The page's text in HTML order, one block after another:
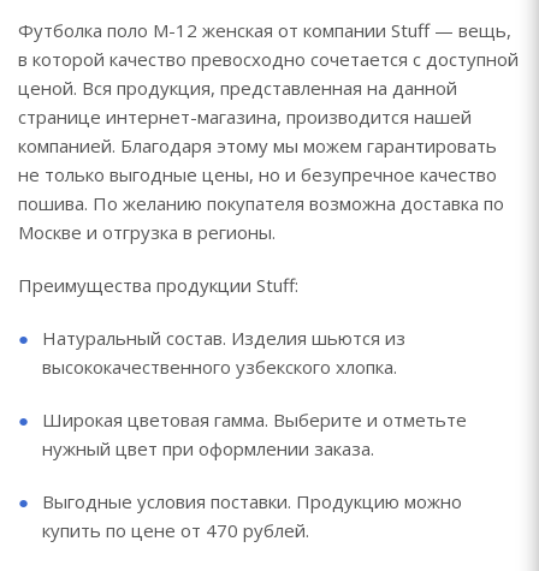
Футболка поло М-12 женская от компании Stuff — вещь,
в которой качество превосходно сочетается с доступной
ценой. Вся продукция, представленная на данной
странице интернет-магазина, производится нашей
компанией. Благодаря этому мы можем гарантировать
не только выгодные цены, но и безупречное качество
пошива. По желанию покупателя возможна доставка по
Москве и отгрузка в регионы.
Преимущества продукции Stuff:
Натуральный состав. Изделия шьются из
высококачественного узбекского хлопка.
Широкая цветовая гамма. Выберите и отметьте
нужный цвет при оформлении заказа.
Выгодные условия поставки. Продукцию можно
купить по цене от 470 рублей.